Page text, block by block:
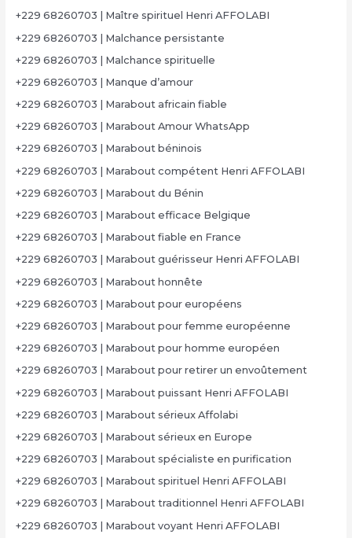
+229 68260703 | Maître spirituel Henri AFFOLABI
+229 68260703 | Malchance persistante
+229 68260703 | Malchance spirituelle
+229 68260703 | Manque d’amour
+229 68260703 | Marabout africain fiable
+229 68260703 | Marabout Amour WhatsApp
+229 68260703 | Marabout béninois
+229 68260703 | Marabout compétent Henri AFFOLABI
+229 68260703 | Marabout du Bénin
+229 68260703 | Marabout efficace Belgique
+229 68260703 | Marabout fiable en France
+229 68260703 | Marabout guérisseur Henri AFFOLABI
+229 68260703 | Marabout honnête
+229 68260703 | Marabout pour européens
+229 68260703 | Marabout pour femme européenne
+229 68260703 | Marabout pour homme européen
+229 68260703 | Marabout pour retirer un envoûtement
+229 68260703 | Marabout puissant Henri AFFOLABI
+229 68260703 | Marabout sérieux Affolabi
+229 68260703 | Marabout sérieux en Europe
+229 68260703 | Marabout spécialiste en purification
+229 68260703 | Marabout spirituel Henri AFFOLABI
+229 68260703 | Marabout traditionnel Henri AFFOLABI
+229 68260703 | Marabout voyant Henri AFFOLABI